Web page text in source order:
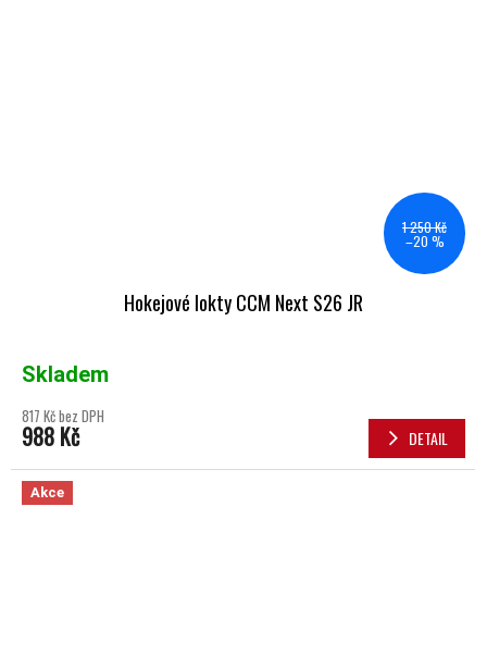
1 250 Kč
–20 %
Hokejové lokty CCM Next S26 JR
Skladem
817 Kč bez DPH
988 Kč DETAIL
Akce